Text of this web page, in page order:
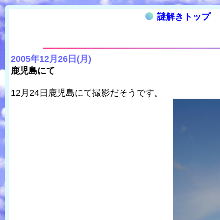
謎解きトップ
2005年12月26日(月)
鹿児島にて
12月24日鹿児島にて撮影だそうです。